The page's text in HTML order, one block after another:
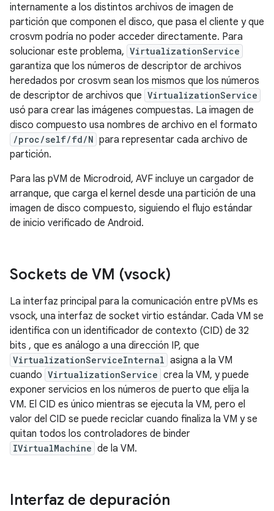
internamente a los distintos archivos de imagen de
partición que componen el disco, que pasa el cliente y que
crosvm podría no poder acceder directamente. Para
solucionar este problema, VirtualizationService
garantiza que los números de descriptor de archivos
heredados por crosvm sean los mismos que los números
de descriptor de archivos que VirtualizationService
usó para crear las imágenes compuestas. La imagen de
disco compuesto usa nombres de archivo en el formato
/proc/self/fd/N para representar cada archivo de
partición.
Para las pVM de Microdroid, AVF incluye un cargador de
arranque, que carga el kernel desde una partición de una
imagen de disco compuesto, siguiendo el flujo estándar
de inicio verificado de Android.
Sockets de VM (vsock)
La interfaz principal para la comunicación entre pVMs es
vsock, una interfaz de socket virtio estándar. Cada VM se
identifica con un identificador de contexto (CID) de 32
bits , que es análogo a una dirección IP, que
VirtualizationServiceInternal asigna a la VM
cuando VirtualizationService crea la VM, y puede
exponer servicios en los números de puerto que elija la
VM. El CID es único mientras se ejecuta la VM, pero el
valor del CID se puede reciclar cuando finaliza la VM y se
quitan todos los controladores de binder
IVirtualMachine de la VM.
Interfaz de depuración